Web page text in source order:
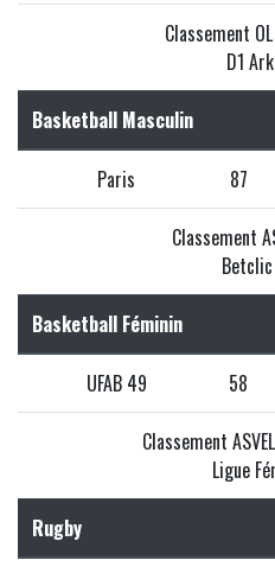
Classement
D1
Basketball Masculin
Paris 87
Classement
Basketball Féminin
UFAB 49 58
Classement
Ligue
Rugby